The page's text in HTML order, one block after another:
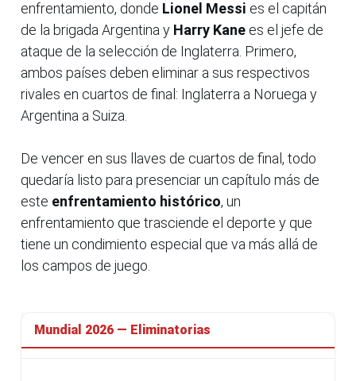
enfrentamiento, donde Lionel Messi es el capitán
de la brigada Argentina y Harry Kane es el jefe de
ataque de la selección de Inglaterra. Primero,
ambos países deben eliminar a sus respectivos
rivales en cuartos de final: Inglaterra a Noruega y
Argentina a Suiza.
De vencer en sus llaves de cuartos de final, todo
quedaría listo para presenciar un capítulo más de
este enfrentamiento histórico, un
enfrentamiento que trasciende el deporte y que
tiene un condimiento especial que va más allá de
los campos de juego.